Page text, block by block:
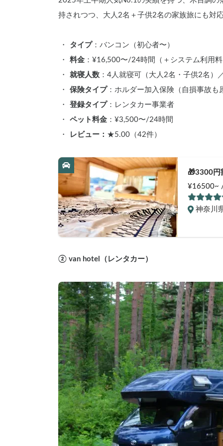
持されつつ、大人2名＋子供2名の家族旅にも対
タイプ：バンコン（初心者〜）
料金：¥16,500〜/24時間（＋システム利用
就寝人数：4人就寝可（大人2名・子供2名）
保険タイプ：ホルダー加入保険（自損事故も
登録タイプ：レンタカー事業者
ペット料金：¥3,500〜/24時間
レビュー： ★5.00（42件）
🎁3300円
🪵」【カ
安の「オ
¥16500~
神奈川
② van hotel（レンタカー）